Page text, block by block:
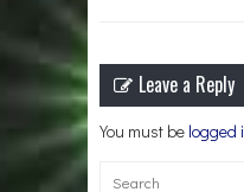
Leave a Reply
You must be logged